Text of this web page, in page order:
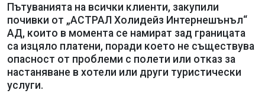
Пътуванията на всички клиенти, закупили
почивки от „АСТРАЛ Холидейз Интернешънъл“
АД, които в момента се намират зад границата
са изцяло платени, поради което не съществува
опасност от проблеми с полети или отказ за
настаняване в хотели или други туристически
услуги.